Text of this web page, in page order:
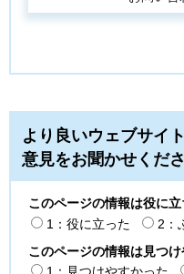
より良いウェブサイ
意見をお聞かせくだ
このページの情報は役に立
1：役に立った
2：
このページの情報は見つ